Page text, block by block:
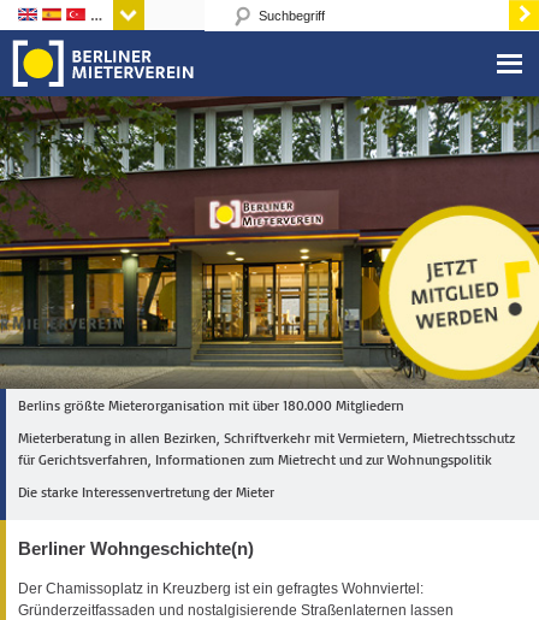
Sprachen
Berlins größte Mieterorganisation mit über 180.000 Mitgliedern
Mieterberatung in allen Bezirken, Schriftverkehr mit Vermietern, Mietrechtsschutz
für Gerichtsverfahren, Informationen zum Mietrecht und zur Wohnungspolitik
Die starke Interessenvertretung der Mieter
Berliner Wohngeschichte(n)
Der Chamissoplatz in Kreuzberg ist ein gefragtes Wohnviertel:
Gründerzeitfassaden und nostalgisierende Straßenlaternen lassen